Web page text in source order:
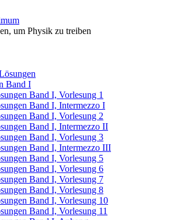
um Physik zu treiben
Band I
Band I, Vorlesung 1
Band I, Intermezzo I
Band I, Vorlesung 2
Band I, Intermezzo II
Band I, Vorlesung 3
Band I, Intermezzo III
Band I, Vorlesung 5
Band I, Vorlesung 6
Band I, Vorlesung 7
Band I, Vorlesung 8
Band I, Vorlesung 10
Band I, Vorlesung 11